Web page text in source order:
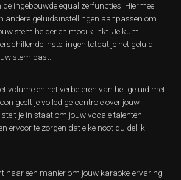
ingebouwde equalizerfuncties. Hiermee
andere geluidsinstellingen aanpassen om
stem helder en mooi klinkt. Je kunt
instellingen totdat je het geluid
stem past.
volume en het verbeteren van het geluid met
geeft je volledige controle over jouw
je in staat om jouw vocale talenten
ervoor te zorgen dat elke noot duidelijk
naar een manier om jouw karaoke-ervaring